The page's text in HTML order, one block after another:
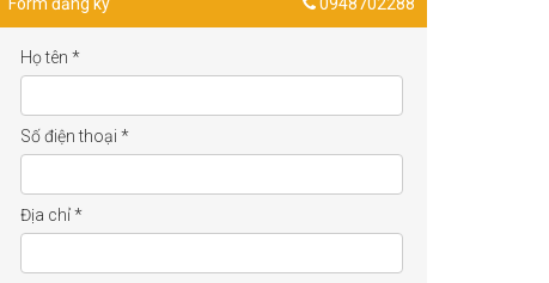
Họ tên *
Số điện thoại *
Địa chỉ*